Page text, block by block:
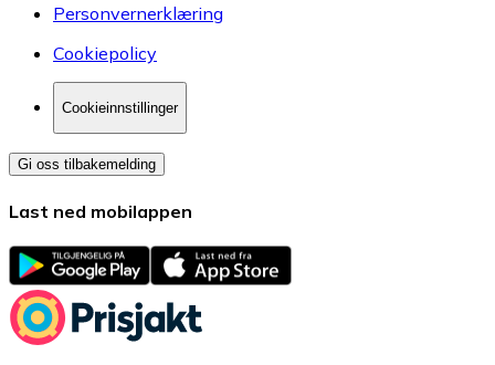
Personvernerklæring
Cookiepolicy
Cookieinnstillinger
Gi oss tilbakemelding
Last ned mobilappen